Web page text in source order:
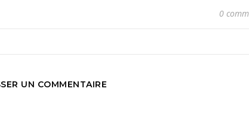
0
UN COMMENTAIRE